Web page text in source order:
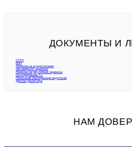
ДОКУМЕНТЫ И
ОГРН
ИНН
Лицензия на осуществление
пассажирских перевозок
Лицензия на регулярные перевозки
Категорирование ТС
Повышение квалификации водителей
Диплом диспетчера
НАМ